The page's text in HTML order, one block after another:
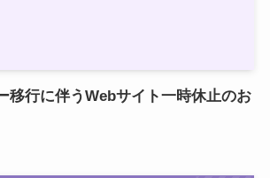
移行に伴うWebサイト一時休止のお